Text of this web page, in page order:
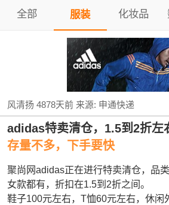
全部 服装 化妆品
风清扬 4878天前来源: 申通快递
adidas特卖清仓，1.5到2折左
存量不多，下手要快
聚尚网adidas正在进行特卖清仓，品
女款都有，折扣在1.5到2折之间。
鞋子100元左右，T恤60元左右，休闲